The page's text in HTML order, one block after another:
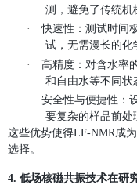
测，避免了传统机
·
快速性 ：测试时间
试，无需漫长的化
·
高精度 ：对含水率
和自由水等不同状
·
安全性与便捷性 ：
要复杂的样品前处
这些优势使得LF-NMR成
选择。
4. 低场核磁共振技术在研